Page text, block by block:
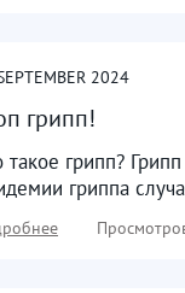
2024
грипп!
такое грипп?
гриппа